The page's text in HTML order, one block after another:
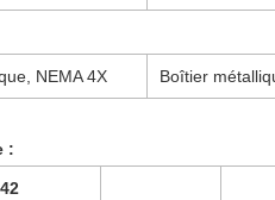
NEMA 4X Boîtier
:
42